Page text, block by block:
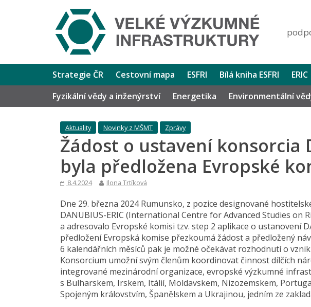
Strategie ČR Cestovní mapa ESFRI Bílá kniha ESFRI ERIC
Fyzikální vědy a inženýrství
Energetika Environmentální
Aktuality Novinky z MŠMT Zprávy
Žádost o ustavení konsorcia
byla předložena Evropské
8.4.2024 Ilona Trtíková
Dne 29. března 2024 Rumunsko, z pozice designované
DANUBIUS-ERIC (International Centre for Advanced Studies on
a adresovalo Evropské komisi tzv. step 2 aplikace o ustanovení
předložení Evropská komise přezkoumá žádost a předložený
6 kalendářních měsíců pak je možné očekávat rozhodnutí o
Konsorcium umožní svým členům koordinovat činnost dílčích
integrované mezinárodní organizace, evropské výzkumné
s Bulharskem, Irskem, Itálií, Moldavskem, Nizozemskem,
Spojeným královstvím, Španělskem a Ukrajinou, jedním ze